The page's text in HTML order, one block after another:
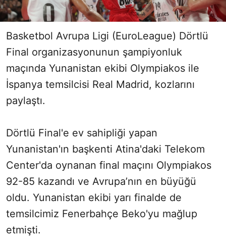
Basketbol Avrupa Ligi (EuroLeague) Dörtlü
Final organizasyonunun şampiyonluk
maçında Yunanistan ekibi Olympiakos ile
İspanya temsilcisi Real Madrid, kozlarını
paylaştı.
Dörtlü Final'e ev sahipliği yapan
Yunanistan'ın başkenti Atina'daki Telekom
Center'da oynanan final maçını Olympiakos
92-85 kazandı ve Avrupa’nın en büyüğü
oldu. Yunanistan ekibi yarı finalde de
temsilcimiz Fenerbahçe Beko'yu mağlup
etmişti.